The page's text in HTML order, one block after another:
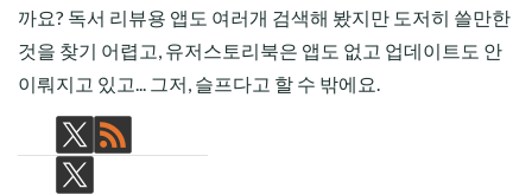
까요? 독서 리뷰용 앱도 여러개 검색해 봤지만 도저히 쓸만한
것을 찾기 어렵고, 유저스토리북은 앱도 없고 업데이트도 안
이뤄지고 있고... 그저, 슬프다고 할 수 밖에요.